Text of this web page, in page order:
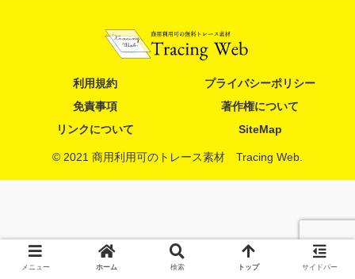
利用規約
プライバシーポリシー
免責事項
著作権について
リンクについて
SiteMap
© 2021 商用利用可のトレース素材 Tracing Web.
メニュー ホーム 検索 トップ サイドバー